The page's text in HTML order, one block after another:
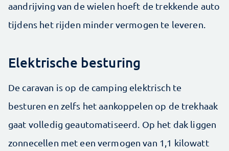
aandrijving van de wielen hoeft de trekkende auto
tijdens het rijden minder vermogen te leveren.
Elektrische besturing
De caravan is op de camping elektrisch te
besturen en zelfs het aankoppelen op de trekhaak
gaat volledig geautomatiseerd. Op het dak liggen
zonnecellen met een vermogen van 1,1 kilowatt